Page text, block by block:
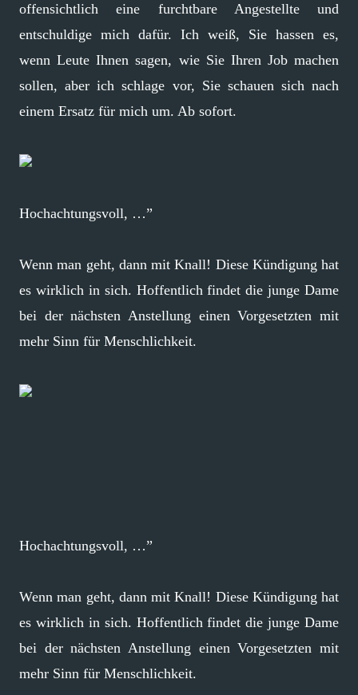
offensichtlich eine furchtbare Angestellte und
entschuldige mich dafür. Ich weiß, Sie hassen es,
wenn Leute Ihnen sagen, wie Sie Ihren Job machen
sollen, aber ich schlage vor, Sie schauen sich nach
einem Ersatz für mich um. Ab sofort.
Hochachtungsvoll, …”
Wenn man geht, dann mit Knall! Diese Kündigung hat
es wirklich in sich. Hoffentlich findet die junge Dame
bei der nächsten Anstellung einen Vorgesetzten mit
mehr Sinn für Menschlichkeit.
Hochachtungsvoll, …”
Wenn man geht, dann mit Knall! Diese Kündigung hat
es wirklich in sich. Hoffentlich findet die junge Dame
bei der nächsten Anstellung einen Vorgesetzten mit
mehr Sinn für Menschlichkeit.